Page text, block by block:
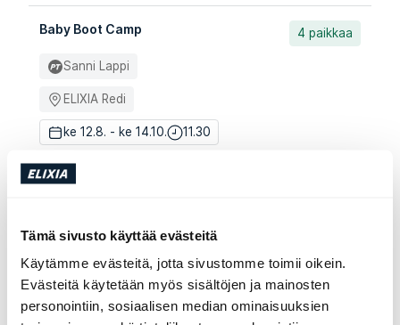
Tämä sivusto käyttää evästeitä
Käytämme evästeitä, jotta sivustomme toimii oikein.
Evästeitä käytetään myös sisältöjen ja mainosten
personointiin, sosiaalisen median ominaisuuksien
Baby Boot Camp
Sanni Lappi
ELIXIA Redi
ke 12.8. - ke 14.10. 11.30
4 paikkaa
Santtu Badwal
ELIXIA Redi
ma 17.8. - ma 19.10. 16.30